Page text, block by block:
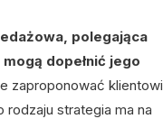
polegająca
dopełnić jego
zaproponować klientowi
strategia ma na